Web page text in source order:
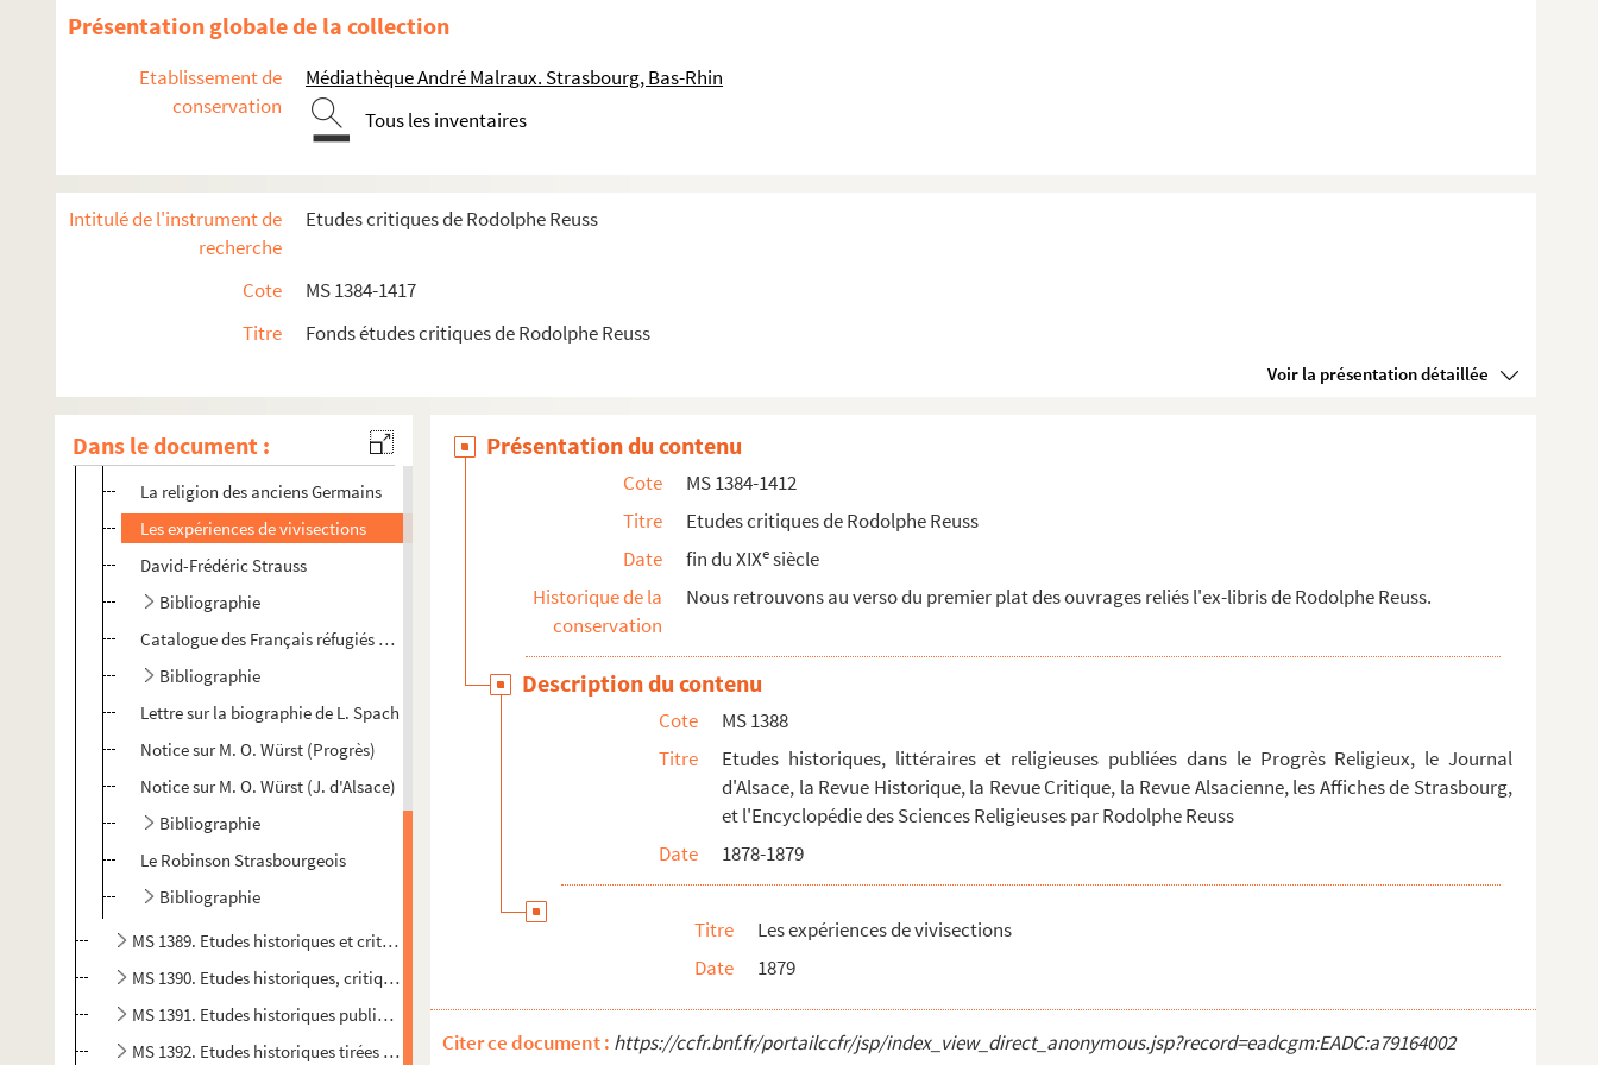
Présentation globale de la collection
Etablissement de
conservation
Médiathèque André Malraux. Strasbourg, Bas-Rhin
Tous les inventaires
Intitulé de l'instrument de
recherche
Etudes critiques de Rodolphe Reuss
Cote
MS 1384-1417
Titre
Fonds études critiques de Rodolphe Reuss
Voir la présentation détaillée
Dans le document :
Un rapport sur le gymnase en 1798
Les superstitions populaires en Alsace
Persécutions religieuses en Alsace au XVIIesiècle
Bibliographie
Premier-Strasbourg du Progrès Religieux
Bibliographie : Dainier, Géographie de l'Afrique (Progrès)
Correspondance messine de Güntzer et Jalon
Bibliographie
La religion des anciens Germains
Les expériences de vivisections
David-Frédéric Strauss
Bibliographie
Catalogue des Français réfugiés à Strasbourg
Bibliographie
Lettre sur la biographie de L. Spach
Notice sur M. O. Würst (Progrès)
Notice sur M. O. Würst (J. d'Alsace)
Bibliographie
Le Robinson Strasbourgeois
Bibliographie
MS 1389. Etudes historiques et critiques publiées dans le Progrès Religieux, le Journal d'Alsace, la Revue Al...
MS 1390. Etudes historiques, critiques et littéraires publiées dans le Progrès Religieux, le Journal d'Alsace...
MS 1391. Etudes historiques publiées dans le Progrès Religieux, le Journal d'Alsace, la Revue Historique et l...
MS 1392. Etudes historiques tirées du Progrès Religieux, du Journal d'Alsace, du Bulletin de la Société des a...
Présentation du contenu
Cote
MS 1384-1412
Titre
Etudes critiques de Rodolphe Reuss
Date
fin du XIXesiècle
Historique de la
conservation
Nous retrouvons au verso du premier plat des ouvrages reliés l'ex-libris de Rodolphe Reuss.
Description du contenu
Cote
MS 1388
Titre
Etudes historiques, littéraires et religieuses publiées dans le Progrès Religieux, le Journal
d'Alsace, la Revue Historique, la Revue Critique, la Revue Alsacienne, les Affiches de Strasbourg,
et l'Encyclopédie des Sciences Religieuses par Rodolphe Reuss
Date
1878-1879
Titre
Les expériences de vivisections
Date
1879
Citer ce document : https://ccfr.bnf.fr/portailccfr/jsp/index_view_direct_anonymous.jsp?record=eadcgm:EADC:a79164002